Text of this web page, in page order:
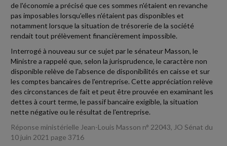
de l'économie a précisé que ces sommes n'étaient en revanche
pas imposables lorsqu'elles n'étaient pas disponibles et
notamment lorsque la situation de trésorerie de la société
rendait tout prélèvement financièrement impossible.
Interrogé à nouveau sur ce sujet par le sénateur Masson, le
Ministre a rappelé que, selon la jurisprudence, le caractère non
disponible relève de l'absence de disponibilités en caisse et sur
les comptes bancaires de l'entreprise. Cette appréciation relève
des circonstances de fait et peut être prouvée en examinant les
dettes à court terme, le passif bancaire exigible, la situation
nette négative ou le résultat de l'entreprise.
Réponse ministérielle Jean-Louis Masson n° 22043, JO Sénat du
10 juin 2021 page 3716